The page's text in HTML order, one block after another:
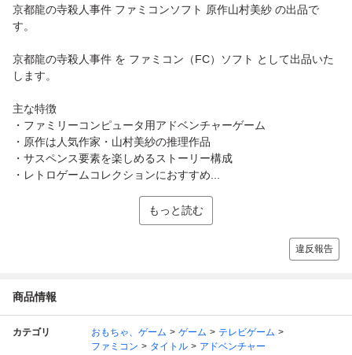
京都龍の寺殺人事件 ファミコンソフト 原作山村美紗 の出品で
す。
京都龍の寺殺人事件 を ファミコン（FC）ソフト として出品いた
します。
主な特徴
・ファミリーコンピュータ用アドベンチャーゲーム
・原作は人気作家・山村美紗の推理作品
・サスペンス要素を楽しめるストーリー構成
・レトロゲームコレクションにおすすめ...
もっと読む
違反報告
商品情報
カテゴリ おもちゃ、ゲーム ゲーム
テレビゲーム
ファミコン
タイトル アドベンチャー